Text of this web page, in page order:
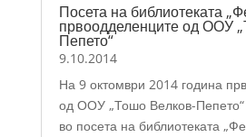
Посета на библиотеката
првоодделенците од ООУ
Пепето“
9.10.2014
На 9 октомври 2014 година
од ООУ „Тошо Велков-
во посета на библиотеката